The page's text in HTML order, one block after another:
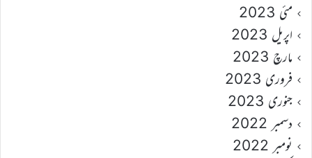
مئی 2023
اپریل 2023
مارچ 2023
فروری 2023
جنوری 2023
دسمبر 2022
نومبر 2022